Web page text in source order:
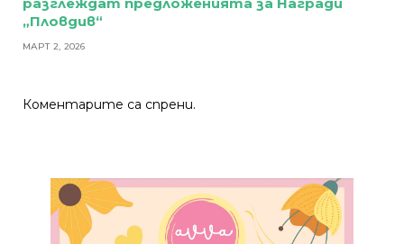
„Пловдив“
МАРТ 2, 2026
Коментарите са спрени.